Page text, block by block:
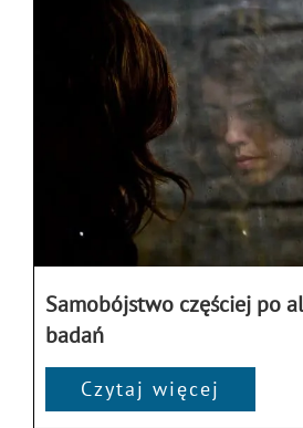
Samobójstwo częściej po
badań
Czytaj więcej